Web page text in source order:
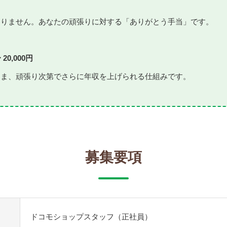
ません。あなたの頑張りに対する「ありがとう手当」です。
円
、頑張り次第でさらに年収を上げられる仕組みです。
募集要項
ドコモショップスタッフ（正社員）